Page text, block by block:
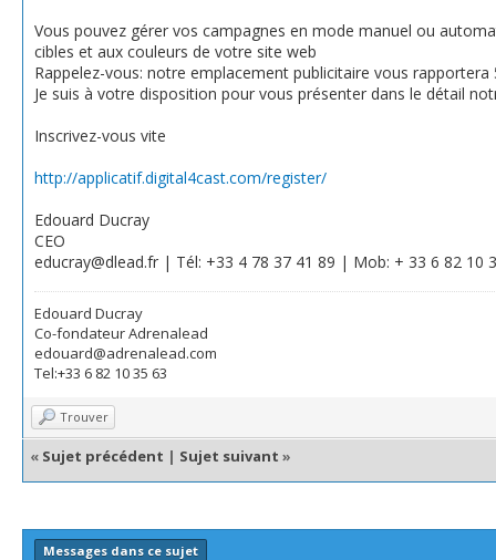
Vous pouvez gérer vos campagnes en mode manuel ou
cibles et aux couleurs de votre site web
Rappelez-vous: notre emplacement publicitaire vous rapportera
Je suis à votre disposition pour vous présenter dans le détail
Inscrivez-vous vite
http://applicatif.digital4cast.com/register/
Edouard Ducray
CEO
educray@dlead.fr | Tél: +33 4 78 37 41 89 | Mob: + 33 6 82 10
Edouard Ducray
Co-fondateur Adrenalead
edouard@adrenalead.com
Tel:+33 6 82 10 35 63
Trouver
« Sujet précédent | Sujet suivant »
Messages dans ce sujet